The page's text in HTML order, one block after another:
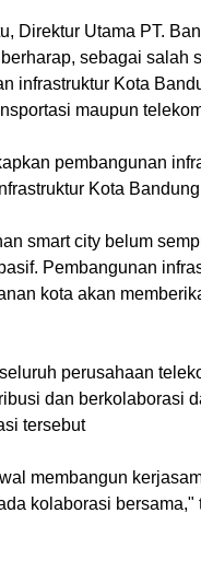
Direktur Utama PT.
sebagai salah
infrastruktur Kota
maupun
pembangunan
Kota
smart city belum
Pembangunan
kota akan
perusahaan
dan berkolaborasi
tersebut
membangun
kolaborasi bersama,"